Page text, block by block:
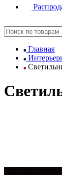
Главная